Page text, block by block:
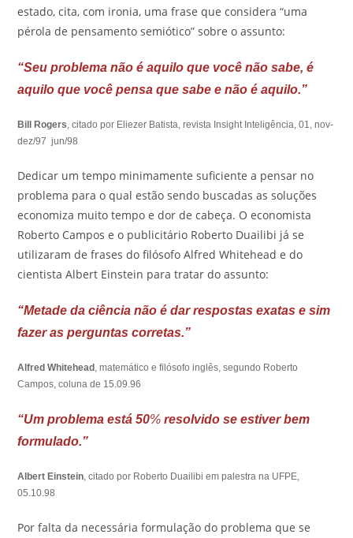
estado, cita, com ironia, uma frase que considera “uma
pérola de pensamento semiótico” sobre o assunto:
“Seu problema não é aquilo que você não sabe, é
aquilo que você pensa que sabe e não é aquilo.”
Bill Rogers, citado por Eliezer Batista, revista Insight Inteligência, 01, nov-
dez/97 jun/98
Dedicar um tempo minimamente suficiente a pensar no
problema para o qual estão sendo buscadas as soluções
economiza muito tempo e dor de cabeça. O economista
Roberto Campos e o publicitário Roberto Duailibi já se
utilizaram de frases do filósofo Alfred Whitehead e do
cientista Albert Einstein para tratar do assunto:
“Metade da ciência não é dar respostas exatas e sim
fazer as perguntas corretas.”
Alfred Whitehead , matemático e filósofo inglês, segundo Roberto
Campos, coluna de 15.09.96
“Um problema está 50%resolvido se estiver bem
formulado.”
Albert Einstein, citado por Roberto Duailibi em palestra na UFPE,
05.10.98
Por falta da necessária formulação do problema que se